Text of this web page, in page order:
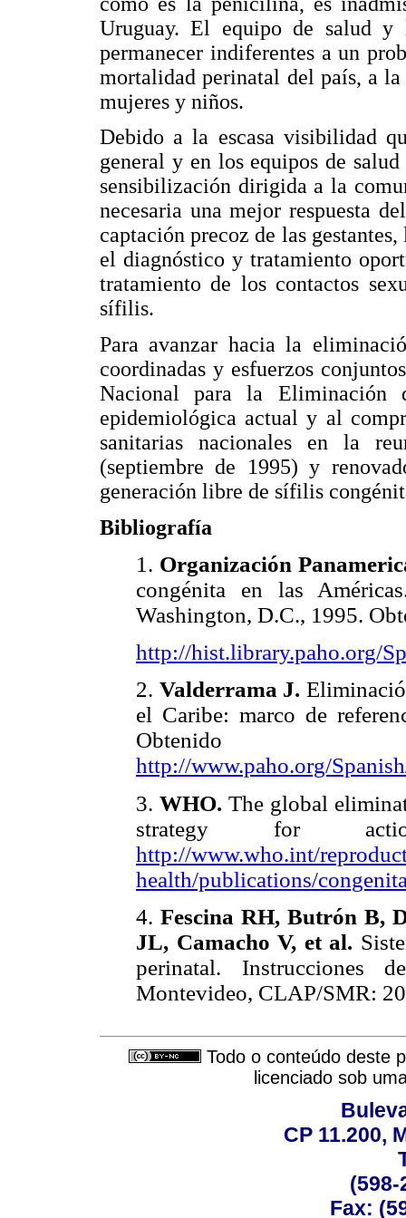
Uruguay. El equipo de salud y
permanecer indiferentes a un
mortalidad perinatal del país, a
mujeres y niños.
Debido a la escasa visibilidad
general y en los equipos de
sensibilización dirigida a la
necesaria una mejor respuesta
captación precoz de las
el diagnóstico y tratamiento
tratamiento de los contactos
sífilis.
Para avanzar hacia la
coordinadas y esfuerzos
Nacional para la Eliminación
epidemiológica actual y al
sanitarias nacionales en la
(septiembre de 1995) y
generación libre de sífilis
Bibliografía
1. Organización
congénita en las
Washington, D.C., 1995.
http://hist.library.paho.org/
2. Valderrama J.
el Caribe: marco de
http://www.paho.org/
3. WHO. The global
strategy for
http://www.who.int/
health/publications/
4. Fescina RH, Butrón B,
JL, Camacho V, et al.
perinatal. Instrucciones
Montevideo, CLAP/SMR:
Todo o conteúdo deste
licenciado sob
CP 11.200,
(598-
Fax: